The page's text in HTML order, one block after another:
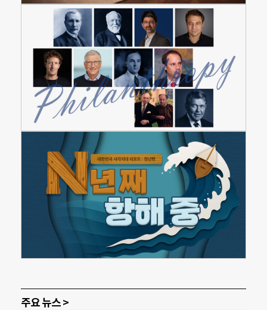
주요 뉴스 >